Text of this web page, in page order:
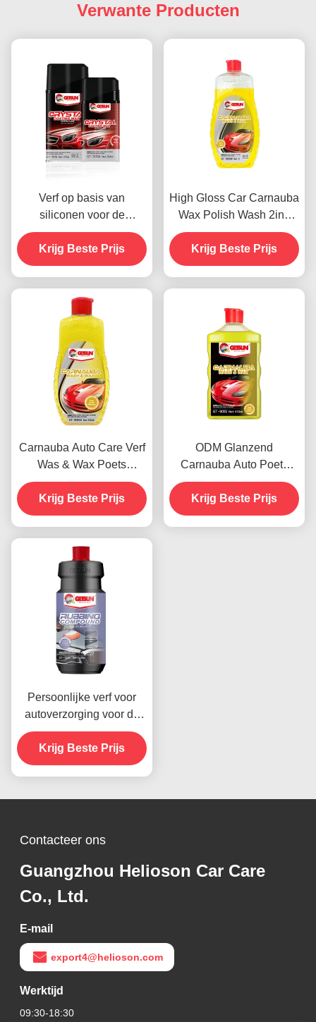
Verwante Producten
Verf op basis van
siliconen voor de
autoverzorging Crystal
Coating Wax Dustproof
450g
Krijg Beste Prijs
High Gloss Car Carnauba
Wax Polish Wash 2in1
Waterdicht
Krabbenbestand
Krijg Beste Prijs
Carnauba Auto Care Verf
Was & Wax Poets
Agenten 500 ml OEM
Krijg Beste Prijs
ODM Glanzend
Carnauba Auto Poets
Wassen Automotive Verf
Krijg Beste Prijs
Persoonlijke verf voor
autoverzorging voor de
voorruit Automobiele
wrijving Compound 1000
ruwe lakken
Krijg Beste Prijs
Contacteer ons
Guangzhou Helioson Car Care
Co., Ltd.
E-mail
export4@helioson.com
Werktijd
09:30-18:30